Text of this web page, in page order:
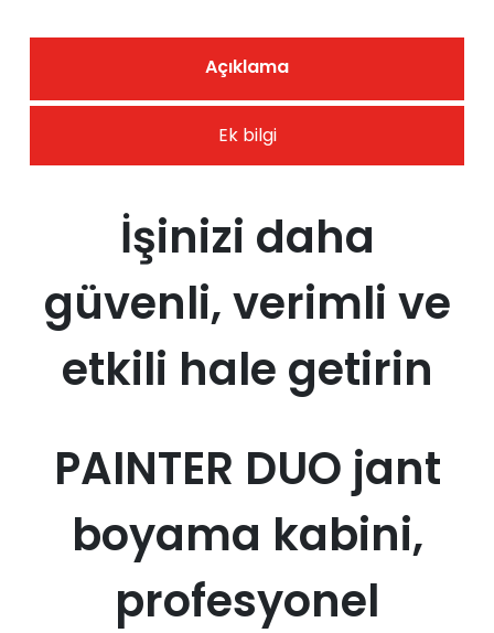
Açıklama
Ek bilgi
İşinizi daha
güvenli, verimli ve
etkili hale getirin
PAINTER DUO jant
boyama kabini,
profesyonel